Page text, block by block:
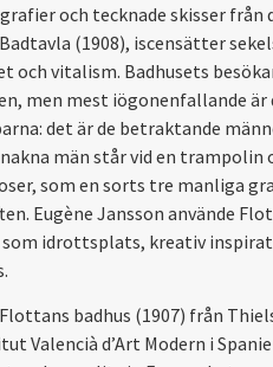
och tecknade skisser från
(1908), iscensätter
och vitalism. Badhusets
men mest iögonenfallande är
det är de betraktande
män står vid en trampolin
som en sorts tre manliga
Eugène Jansson använde
idrottsplats, kreativ
badhus (1907) från
Valencià d’Art Modern i